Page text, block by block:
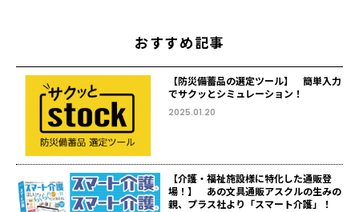
おすすめ記事
【防災備蓄品の選定ツール】 簡単入力
でサクッとシミュレーション！
2025.01.20
【介護・福祉施設様に特化した通販登
場！】 あの文具通販アスクルの生みの
親、プラス社より「スマート介護」！